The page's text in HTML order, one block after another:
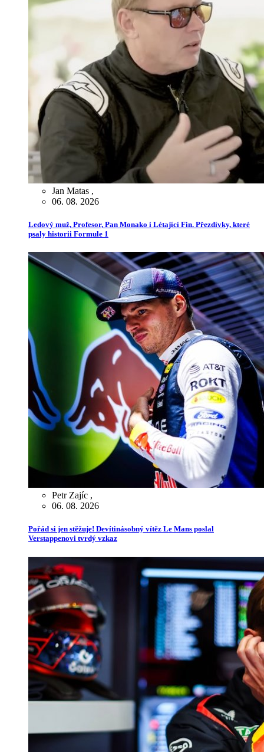
Jan Matas ,
06. 08. 2026
Ledový muž, Profesor, Pan Monako i Létající Fin. Přezdívky, které
psaly historii Formule 1
Petr Zajíc ,
06. 08. 2026
Pořád si jen stěžuje! Devítinásobný vítěz Le Mans poslal
Verstappenovi tvrdý vzkaz